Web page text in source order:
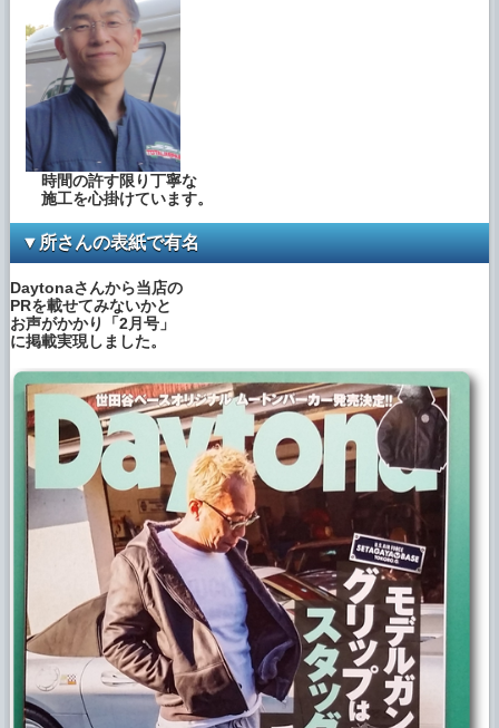
時間の許す限り丁寧な
施工を心掛けています。
▼所さんの表紙で有名
Daytonaさんから当店の
PRを載せてみないかと
お声がかかり「2月号」
に掲載実現しました。